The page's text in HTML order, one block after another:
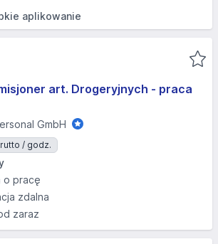
aplikowanie
art. Drogeryjnych - praca
GmbH
/ godz.
o pracę
zdalna
zaraz